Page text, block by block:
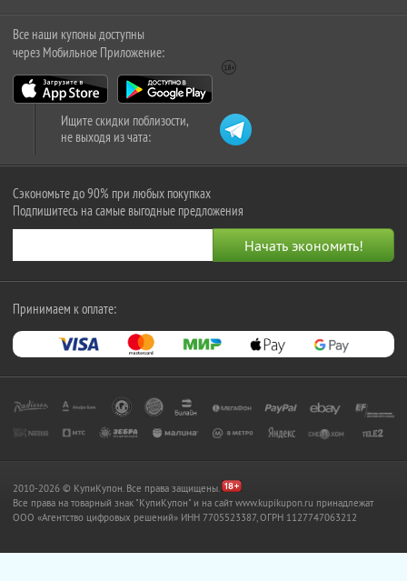
Все наши купоны доступны
через Мобильное Приложение:
Ищите скидки поблизости,
не выходя из чата:
Сэкономьте до 90% при любых покупках
Подпишитесь на самые выгодные предложения
Принимаем к оплате:
2010-2026 © КупиКупон. Все права защищены.
Все права на товарный знак "КупиКупон" и на сайт www.kupikupon.ru принадлежат
OOO «Агентство цифровых решений» ИНН 7705523387, ОГРН 1127747063212